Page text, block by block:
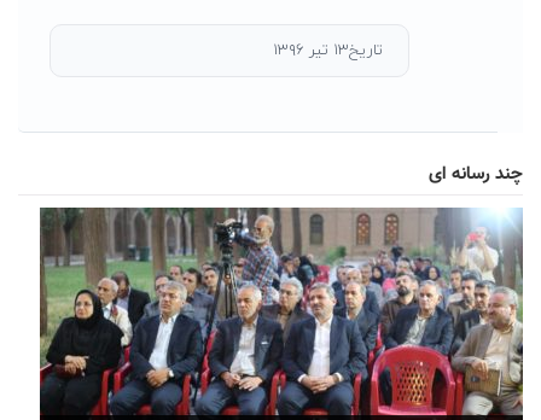
تاریخ۱۳ تیر ۱۳۹۶
چند رسانه ای